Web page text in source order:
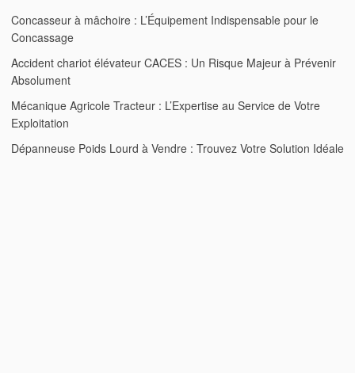
Concasseur à mâchoire : L’Équipement Indispensable pour le
Concassage
Accident chariot élévateur CACES : Un Risque Majeur à Prévenir
Absolument
Mécanique Agricole Tracteur : L’Expertise au Service de Votre
Exploitation
Dépanneuse Poids Lourd à Vendre : Trouvez Votre Solution Idéale